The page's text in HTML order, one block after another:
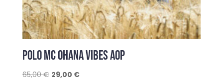
POLO MC OHANA VIBES AOP
65,00€ Le
29,00 €Le